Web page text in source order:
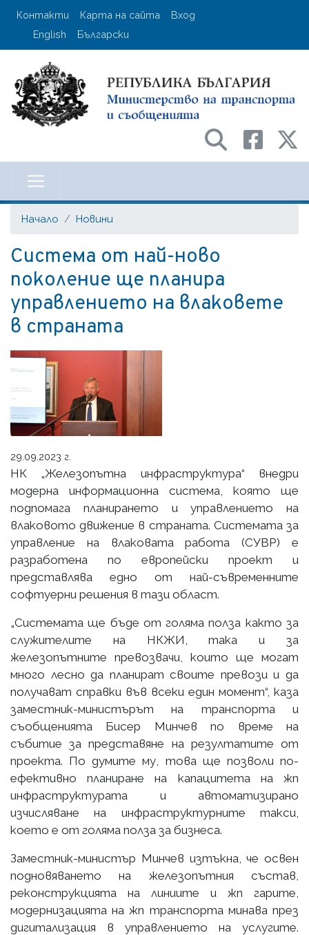
Премини
User account menu
Контакти Карта на сайта
Вход
English
Български
на транспорта
Начало Новини
Система от най-ново
поколение ще планира
управлението на влаковете
в страната
29.09.2023 г.
НК „Железопътна инфраструктура“ внедри
модерна информационна система, която ще
подпомага планирането и управлението на
влаковото движение в страната. Системата за
управление на влаковата работа (СУВР) е
разработена по европейски проект и
представлява едно от най-съвременните
софтуерни решения в тази област.
„Системата ще бъде от голяма полза както за
служителите на НКЖИ, така и за
железопътните превозвачи, които ще могат
много лесно да планират своите превози и да
получават справки във всеки един момент“, каза
заместник-министърът на транспорта и
съобщенията Бисер Минчев по време на
събитие за представяне на резултатите от
проекта. По думите му, това ще позволи по-
ефективно планиране на капацитета на жп
инфраструктурата и автоматизирано
изчисляване на инфраструктурните такси,
което е от голяма полза за бизнеса.
Заместник-министър Минчев изтъкна, че освен
подновяването на железопътния състав,
реконструкцията на линиите и жп гарите,
модернизацията на жп транспорта минава през
дигитализация в управлението на услугите.